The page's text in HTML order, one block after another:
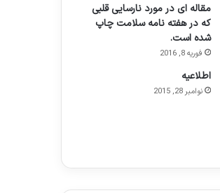
مقاله ای در مورد نارسایی قلبی
که در هفته نامه سلامت چاپ
شده است.
فوریه 8, 2016
اطلاعيه
نوامبر 28, 2015